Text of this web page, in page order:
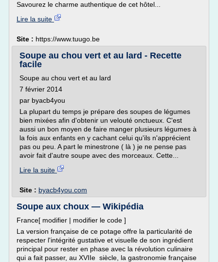
Savourez le charme authentique de cet hôtel...
Lire la suite
Site : https://www.tuugo.be
Soupe au chou vert et au lard - Recette
facile
Soupe au chou vert et au lard
7 février 2014
par byacb4you
La plupart du temps je prépare des soupes de légumes
bien mixées afin d'obtenir un velouté onctueux. C'est
aussi un bon moyen de faire manger plusieurs légumes à
la fois aux enfants en y cachant celui qu'ils n'apprécient
pas ou peu. A part le minestrone ( là ) je ne pense pas
avoir fait d'autre soupe avec des morceaux. Cette...
Lire la suite
Site : byacb4you.com
Soupe aux choux — Wikipédia
France[ modifier | modifier le code ]
La version française de ce potage offre la particularité de
respecter l'intégrité gustative et visuelle de son ingrédient
principal pour rester en phase avec la révolution culinaire
qui a fait passer, au XVIIe siècle, la gastronomie française